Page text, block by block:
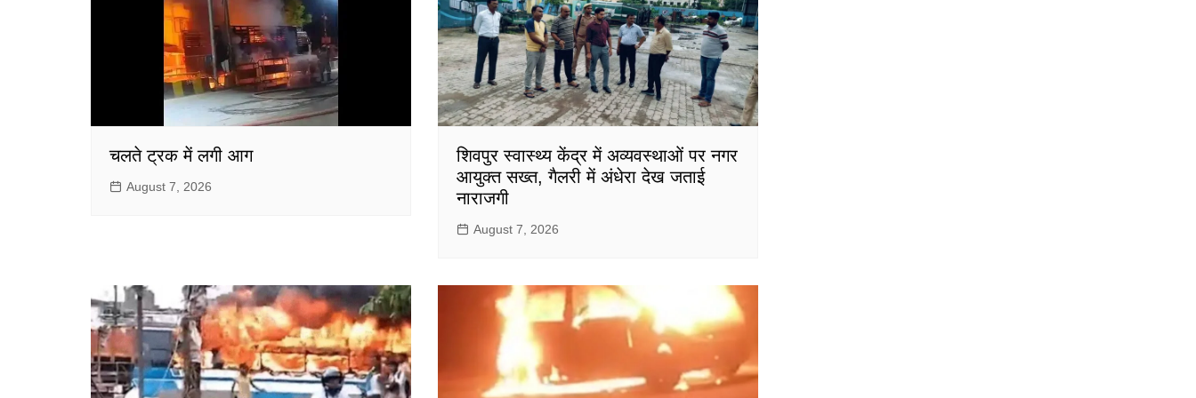
चलते ट्रक में लगी आग
August 7, 2026
शिवपुर स्वास्थ्य केंद्र में अव्यवस्थाओं पर नगर
आयुक्त सख्त, गैलरी में अंधेरा देख जताई
नाराजगी
August 7, 2026